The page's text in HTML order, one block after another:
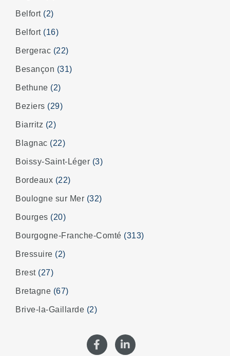
Belfort (2)
Belfort (16)
Bergerac (22)
Besançon (31)
Bethune (2)
Beziers (29)
Biarritz (2)
Blagnac (22)
Boissy-Saint-Léger (3)
Bordeaux (22)
Boulogne sur Mer (32)
Bourges (20)
Bourgogne-Franche-Comté (313)
Bressuire (2)
Brest (27)
Bretagne (67)
Brive-la-Gaillarde (2)